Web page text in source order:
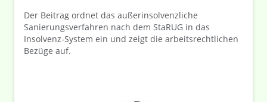
Der Beitrag ordnet das außerinsolvenzliche
Sanierungsverfahren nach dem StaRUG in das
Insolvenz-System ein und zeigt die arbeitsrechtlichen
Bezüge auf.